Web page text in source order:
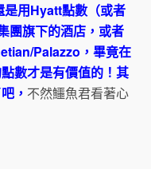
是用Hyatt點數（或者
團旗下的酒店，或者
Palazzo，畢竟在
數才是有價值的！其
， 不然鱷魚君看著心